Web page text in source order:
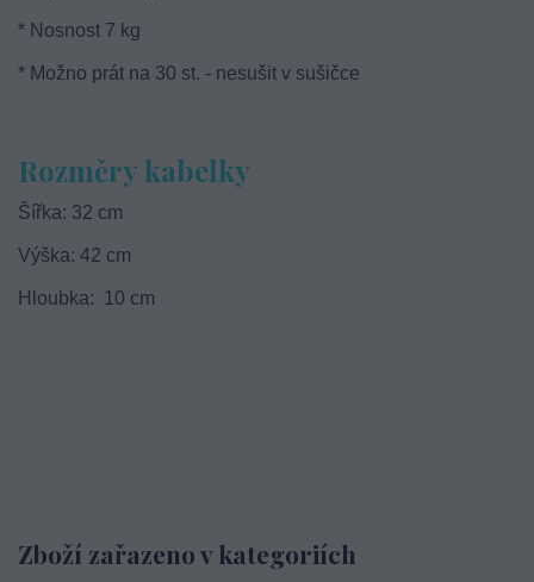
* Nosnost 7 kg
* Možno prát na 30 st. - nesušit v sušičce
Rozměry kabelky
Šířka: 32 cm
Výška: 42 cm
Hloubka: 10 cm
Zboží zařazeno v kategoriích